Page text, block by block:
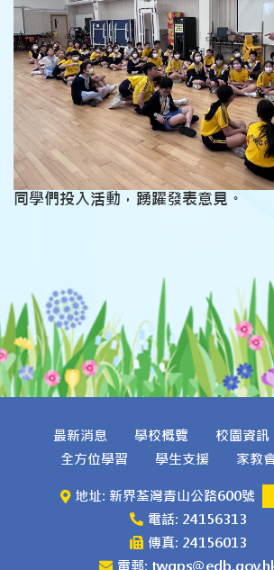
同學們投入活動，踴躍發表意見。
最新消息 學校概覽 校園資訊
全方位學習
學生支援 家教
地址: 新界荃灣青山公路600號
電話: 24156313
傳真: 24156013
電郵: